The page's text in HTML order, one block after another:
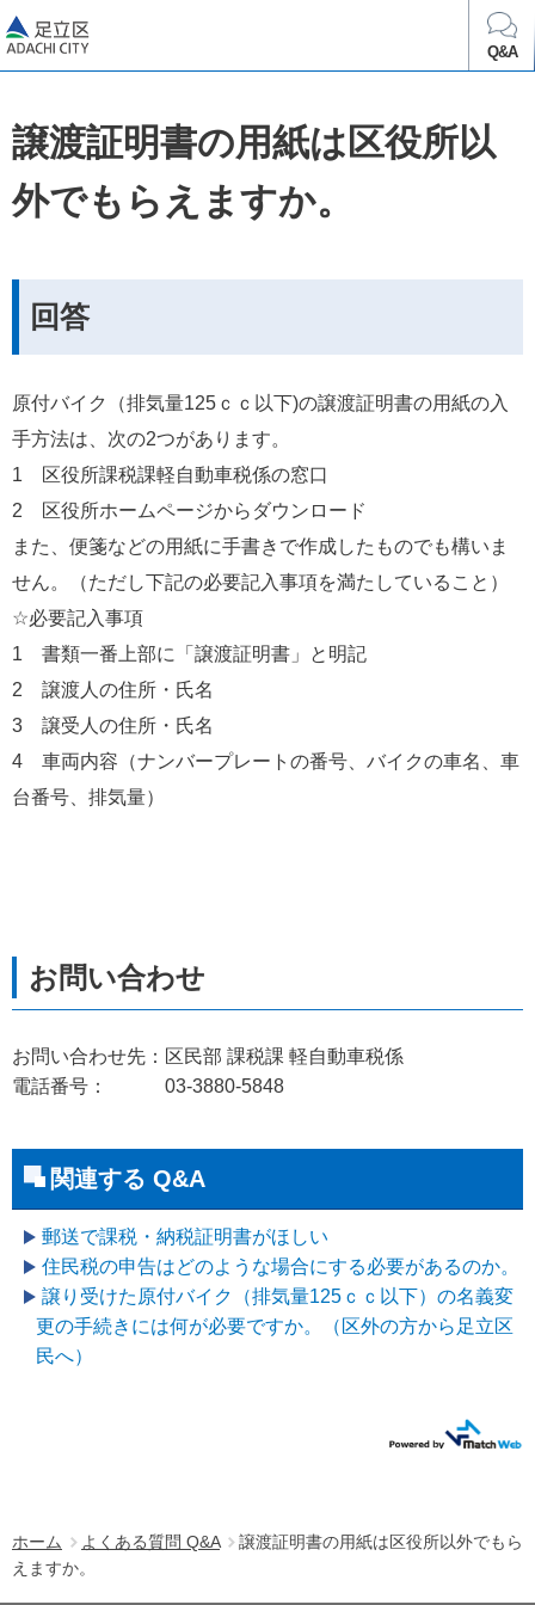
Q&A
ホーム よくある質問 Q&A
譲渡証明書の用紙は区役所以外でもら
えますか。
譲渡証明書の用紙は区役所以
外でもらえますか。
回答
原付バイク（排気量125ｃｃ以下)の譲渡証明書の用紙の入
手方法は、次の2つがあります。
1　区役所課税課軽自動車税係の窓口
2　区役所ホームページからダウンロード
また、便箋などの用紙に手書きで作成したものでも構いま
せん。（ただし下記の必要記入事項を満たしていること）
☆必要記入事項
1　書類一番上部に「譲渡証明書」と明記
2　譲渡人の住所・氏名
3　譲受人の住所・氏名
4　車両内容（ナンバープレートの番号、バイクの車名、車
台番号、排気量）
お問い合わせ先：区民部 課税課 軽自動車税係
電話番号： 03-3880-5848
関連する Q&A
郵送で課税・納税証明書がほしい
住民税の申告はどのような場合にする必要があるのか。
譲り受けた原付バイク（排気量125ｃｃ以下）の名義変
更の手続きには何が必要ですか。（区外の方から足立区
民へ）